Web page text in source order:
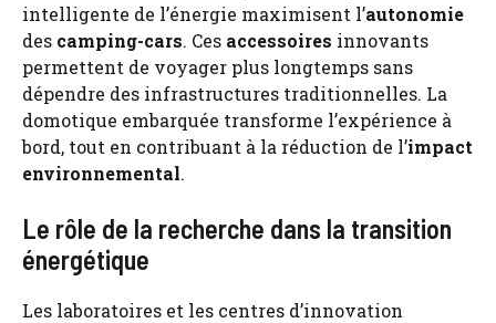
intelligente de l’énergie maximisent l’autonomie
des camping-cars. Ces accessoires innovants
permettent de voyager plus longtemps sans
dépendre des infrastructures traditionnelles. La
domotique embarquée transforme l’expérience à
bord, tout en contribuant à la réduction de l’impact
environnemental.
Le rôle de la recherche dans la transition
énergétique
Les laboratoires et les centres d’innovation